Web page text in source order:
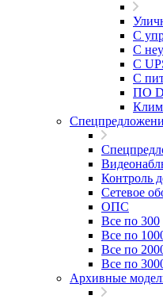
С
С
С
С
ПО
Контроль
Сетевое
ОПС
Все по 300
Все по
Все по
Все по
Архивные